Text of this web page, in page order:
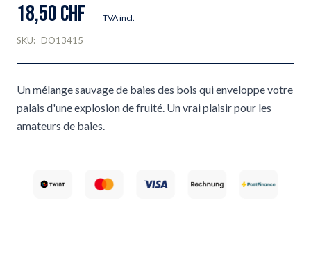
18,50 CHF TVA incl.
SKU: DO13415
Un mélange sauvage de baies des bois qui enveloppe votre
palais d'une explosion de fruité. Un vrai plaisir pour les
amateurs de baies.